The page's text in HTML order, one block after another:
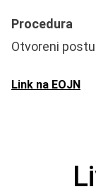
Procedura
Otvoreni
Link na EOJN